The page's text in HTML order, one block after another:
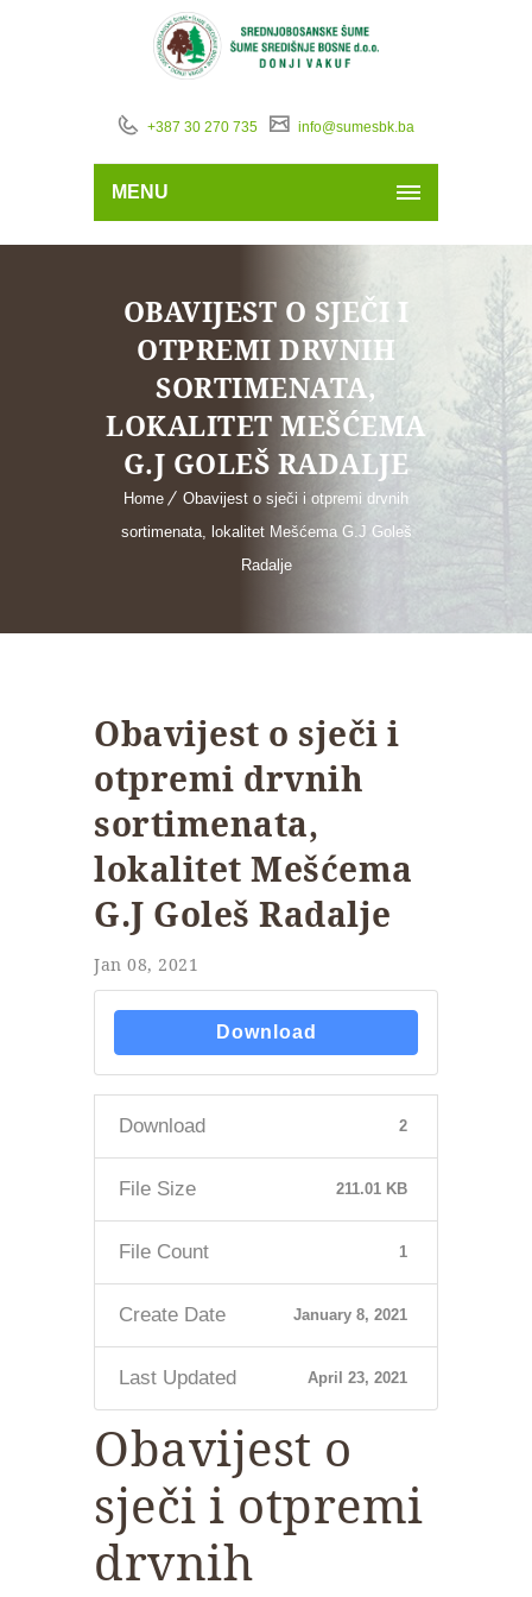
+387 30 270 735 info@sumesbk.ba
MENU
OBAVIJEST O SJEČI I
OTPREMI DRVNIH
SORTIMENATA,
LOKALITET MEŠĆEMA
G.J GOLEŠ RADALJE
Home
Obavijest o sječi i otpremi drvnih
sortimenata, lokalitet Mešćema G.J Goleš
Radalje
Obavijest o sječi i
otpremi drvnih
sortimenata,
lokalitet Mešćema
G.J Goleš Radalje
Jan 08, 2021
Download
Download 2
File Size 211.01 KB
File Count 1
Create Date January 8, 2021
Last Updated April 23, 2021
Obavijest o
sječi i otpremi
drvnih